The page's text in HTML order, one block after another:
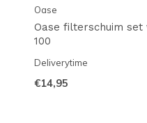
Oase
Oase filterschuim
100
Deliverytime
€14,95